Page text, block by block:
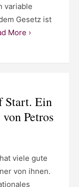
variable
Gesetz ist
More ›
Start. Ein
Petros
viele gute
von ihnen.